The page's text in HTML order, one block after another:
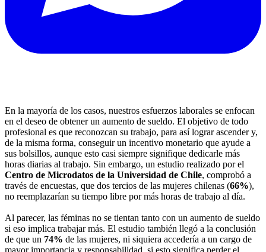
En la mayoría de los casos, nuestros esfuerzos laborales se enfocan
en el deseo de obtener un aumento de sueldo. El objetivo de todo
profesional es que reconozcan su trabajo, para así lograr ascender y,
de la misma forma, conseguir un incentivo monetario que ayude a
sus bolsillos, aunque esto casi siempre signifique dedicarle más
horas diarias al trabajo. Sin embargo, un estudio realizado por el
Centro de Microdatos de la Universidad de Chile, comprobó a
través de encuestas, que dos tercios de las mujeres chilenas (66%),
no reemplazarían su tiempo libre por más horas de trabajo al día.
Al parecer, las féminas no se tientan tanto con un aumento de sueldo
si eso implica trabajar más. El estudio también llegó a la conclusión
de que un 74% de las mujeres, ni siquiera accedería a un cargo de
mayor importancia y responsabilidad, si esto significa perder el